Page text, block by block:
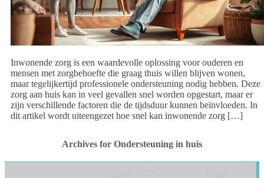
Inwonende zorg is een waardevolle oplossing voor ouderen en
mensen met zorgbehoefte die graag thuis willen blijven wonen,
maar tegelijkertijd professionele ondersteuning nodig hebben. Deze
zorg aan huis kan in veel gevallen snel worden opgestart, maar er
zijn verschillende factoren die de tijdsduur kunnen beïnvloeden. In
dit artikel wordt uiteengezet hoe snel kan inwonende zorg […]
Archives for Ondersteuning in huis